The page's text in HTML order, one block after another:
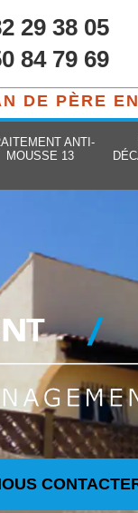
29 38 05
84 79 69
DE PÈRE
ANTI-
MOUSSE 13